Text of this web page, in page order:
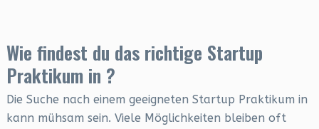
Wie findest du das richtige Startup
Praktikum in ?
Die Suche nach einem geeigneten Startup Praktikum in
kann mühsam sein. Viele Möglichkeiten bleiben oft